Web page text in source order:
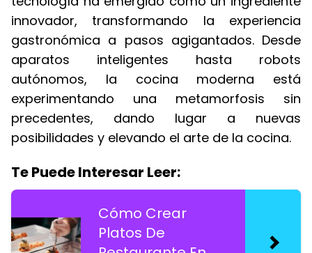
innovador, transformando la experiencia
gastronómica a pasos agigantados. Desde
aparatos inteligentes hasta robots
autónomos, la cocina moderna está
experimentando una metamorfosis sin
precedentes, dando lugar a nuevas
posibilidades y elevando el arte de la cocina.
Te Puede Interesar Leer:
Cómo Crear
Platos De